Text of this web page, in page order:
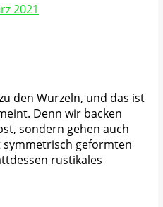
2021
den Wurzeln, und das ist
Denn wir backen
sondern gehen auch
symmetrisch geformten
rustikales